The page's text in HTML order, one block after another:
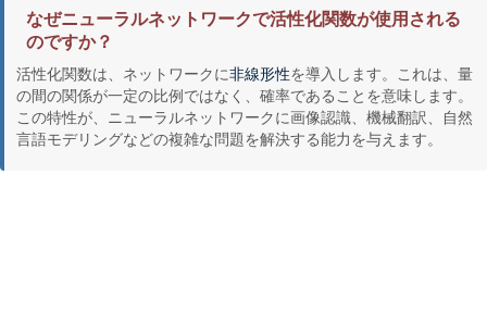
なぜニューラルネットワークで活性化関数が使用される
のですか？
活性化関数は、ネットワークに非線形性を導入します。これは、量
の間の関係が一定の比例ではなく、確率であることを意味します。
この特性が、ニューラルネットワークに画像認識、機械翻訳、自然
言語モデリングなどの複雑な問題を解決する能力を与えます。